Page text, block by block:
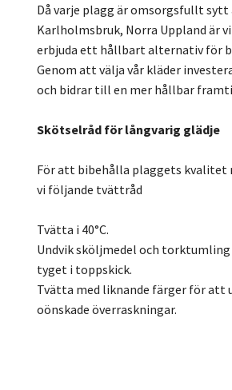
Då varje plagg är omsorgsfullt sytt
Karlholmsbruk, Norra Uppland är
erbjuda ett hållbart alternativ för
Genom att välja vår kläder
och bidrar till en mer hållbar
Skötselråd för långvarig glädje
För att bibehålla plaggets kvalitet
vi följande tvättråd
Tvätta i 40°C.
Undvik sköljmedel och
tyget i toppskick.
Tvätta med liknande färger för att
oönskade överraskningar.